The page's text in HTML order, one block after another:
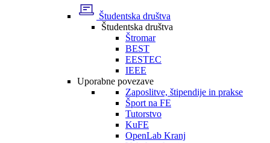
Študentska društva
Študentska društva
Štromar
BEST
EESTEC
IEEE
Uporabne povezave
Zaposlitve, štipendije in prakse
Šport na FE
Tutorstvo
KuFE
OpenLab Kranj